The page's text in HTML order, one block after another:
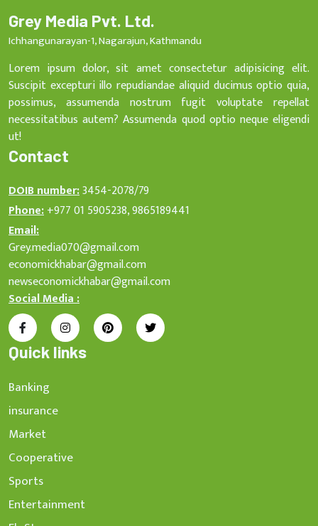
Grey Media Pvt. Ltd.
Ichhangunarayan-1, Nagarajun, Kathmandu
Lorem ipsum dolor, sit amet consectetur adipisicing elit.
Suscipit excepturi illo repudiandae aliquid ducimus optio quia,
possimus, assumenda nostrum fugit voluptate repellat
necessitatibus autem? Assumenda quod optio neque eligendi
ut!
Contact
DOIB number:3454-2078/79
Phone:+977 01 5905238, 9865189441
Email:
Grey.media070@gmail.com
economickhabar@gmail.com
newseconomickhabar@gmail.com
Social Media :
Quick links
Banking
insurance
Market
Cooperative
Sports
Entertainment